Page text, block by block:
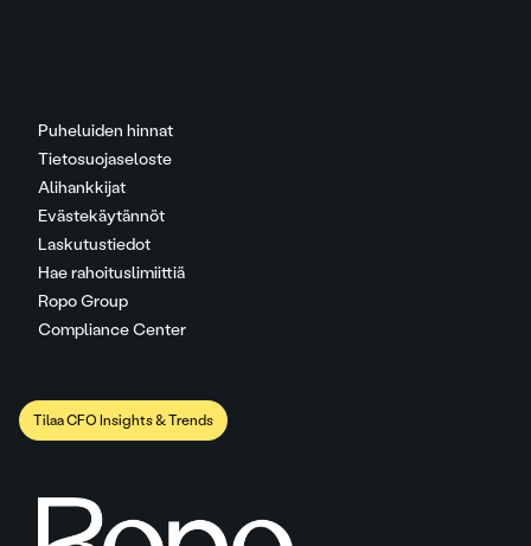
Puheluiden hinnat
Tietosuojaseloste
Alihankkijat
Evästekäytännöt
Laskutustiedot
Hae rahoituslimiittiä
Ropo Group
Compliance Center
Tilaa CFO Insights & Trends